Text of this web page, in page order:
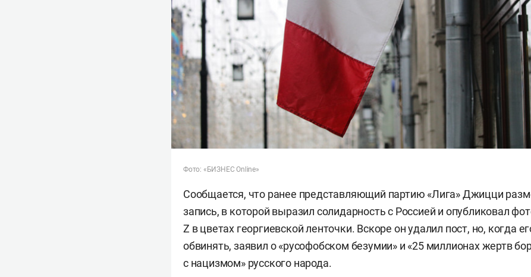
Фото: «БИЗНЕС Online»
Сообщается, что ранее представляющий партию «Лига» Джицци
запись, в которой выразил солидарность с Россией и опубликовал
Z в цветах георгиевской ленточки. Вскоре он удалил пост, но, когда
обвинять, заявил о «русофобском безумии» и «25 миллионах жертв
с нацизмом» русского народа.